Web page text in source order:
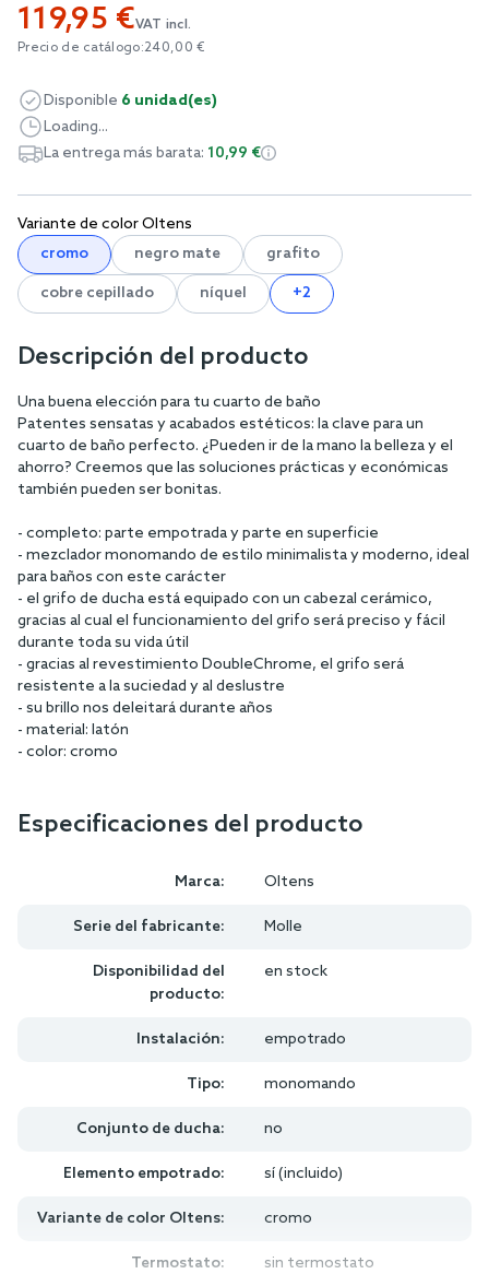
images
gallery
119,95 €VAT incl.
Precio de catálogo:240,00 €
Variante de color Oltens
cromo
negro mate grafito
cobre cepillado níquel +2
Disponible 6 unidad(es)
Loading...
La entrega más barata: 10,99 €
Descripción del producto
Una buena elección para tu cuarto de baño
Patentes sensatas y acabados estéticos: la clave para un
cuarto de baño perfecto. ¿Pueden ir de la mano la belleza y el
ahorro? Creemos que las soluciones prácticas y económicas
también pueden ser bonitas.
- completo: parte empotrada y parte en superficie
- mezclador monomando de estilo minimalista y moderno, ideal
para baños con este carácter
- el grifo de ducha está equipado con un cabezal cerámico,
gracias al cual el funcionamiento del grifo será preciso y fácil
durante toda su vida útil
- gracias al revestimiento DoubleChrome, el grifo será
resistente a la suciedad y al deslustre
- su brillo nos deleitará durante años
- material: latón
- color: cromo
Especificaciones del producto
Marca: Oltens
Serie del fabricante: Molle
Disponibilidad del
producto:
en stock
Instalación: empotrado
Tipo: monomando
Conjunto de ducha: no
Elemento empotrado: sí (incluido)
Variante de color Oltens: cromo
Termostato: sin termostato